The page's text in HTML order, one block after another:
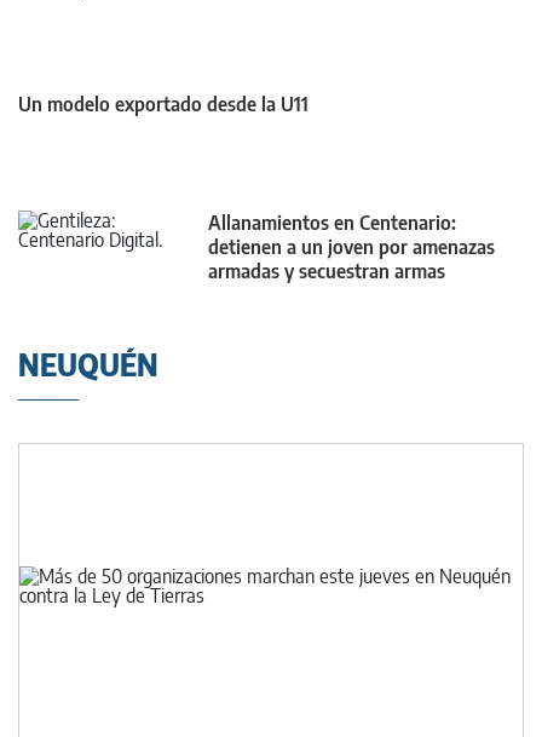
Un modelo exportado desde la U11
Allanamientos en Centenario:
detienen a un joven por amenazas
armadas y secuestran armas
NEUQUÉN